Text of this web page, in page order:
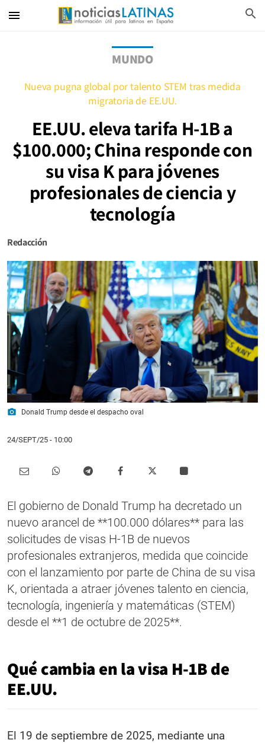
menu search
MUNDO
Nueva pugna global por talento STEM tras medida
migratoria de EE.UU.
EE.UU. eleva tarifa H-1B a
$100.000; China responde con
su visa K para jóvenes
profesionales de ciencia y
tecnología
Redacción
photo_camera Donald Trump desde el despacho oval
24/SEPT/25 - 10:00
El gobierno de Donald Trump ha decretado un
nuevo arancel de **100.000 dólares** para las
solicitudes de visas H-1B de nuevos
profesionales extranjeros, medida que coincide
con el lanzamiento por parte de China de su visa
K, orientada a atraer jóvenes talento en ciencia,
tecnología, ingeniería y matemáticas (STEM)
desde el **1 de octubre de 2025**.
Qué cambia en la visa H-1B de
EE.UU.
El 19 de septiembre de 2025, mediante una